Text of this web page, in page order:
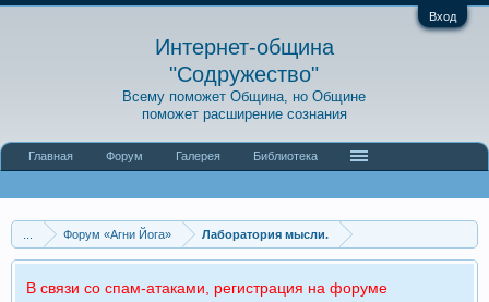
Вход
Интернет-община
"Содружество"
Всему поможет Община, но Общине
поможет расширение сознания
Форум «Агни Йога» Лаборатория мысли.
В связи со спам-атаками, регистрация на форуме
Главная Форум Галерея Библиотека